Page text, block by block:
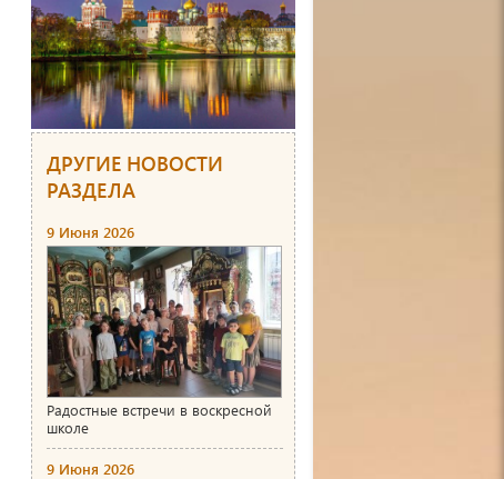
ДРУГИЕ НОВОСТИ
РАЗДЕЛА
9 Июня 2026
Радостные встречи в воскресной
школе
9 Июня 2026